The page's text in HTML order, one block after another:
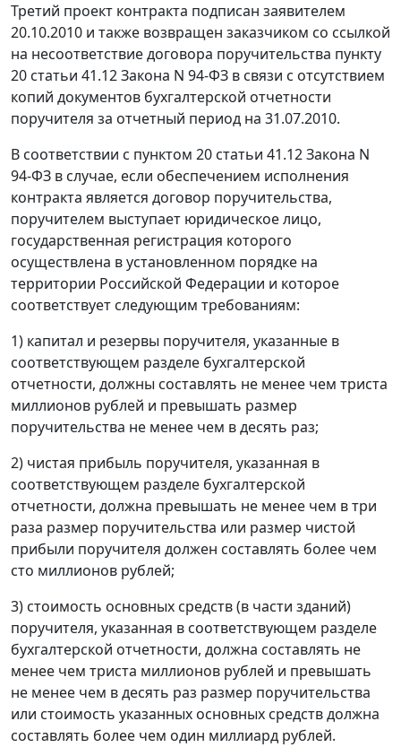
Третий проект контракта подписан заявителем
20.10.2010 и также возвращен заказчиком со ссылкой
на несоответствие договора поручительства пункту
20 статьи 41.12Закона N 94-ФЗ в связи с отсутствием
копий документов бухгалтерской отчетности
поручителя за отчетный период на 31.07.2010.
В соответствии с пунктом 20 статьи 41.12Закона N
94-ФЗ в случае, если обеспечением исполнения
контракта является договор поручительства,
поручителем выступает юридическое лицо,
государственная регистрация которого
осуществлена в установленном порядке на
территории Российской Федерации и которое
соответствует следующим требованиям:
1) капитал и резервы поручителя, указанные в
соответствующем разделе бухгалтерской
отчетности, должны составлять не менее чем триста
миллионов рублей и превышать размер
поручительства не менее чем в десять раз;
2) чистая прибыль поручителя, указанная в
соответствующем разделе бухгалтерской
отчетности, должна превышать не менее чем в три
раза размер поручительства или размер чистой
прибыли поручителя должен составлять более чем
сто миллионов рублей;
3) стоимость основных средств (в части зданий)
поручителя, указанная в соответствующем разделе
бухгалтерской отчетности, должна составлять не
менее чем триста миллионов рублей и превышать
не менее чем в десять раз размер поручительства
или стоимость указанных основных средств должна
составлять более чем один миллиард рублей.